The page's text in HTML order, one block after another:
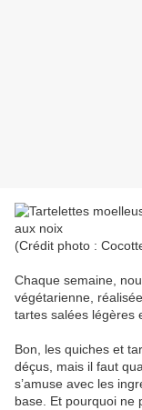
(Crédit photo :
Chaque semaine,
végétarienne,
tartes salées légères
Bon, les quiches et
déçus, mais il faut
s’amuse avec les
base. Et pourquoi ne